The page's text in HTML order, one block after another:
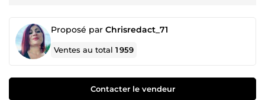
Proposé par Chrisredact_71
Ventes au total1 959
Contacter le vendeur